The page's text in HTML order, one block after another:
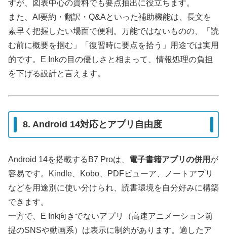
すが、図表中心の資料でも要点抽出に役立ちます。
また、AI要約・翻訳・Q&Aといった補助機能は、長文を
素早く把握したい場面で便利。万能ではないものの、「読
む前に概要を掴む」「復習時に要点を拾う」用途では実用
的です。E Inkの目の優しさと相まって、情報処理の負担
を下げる設計と言えます。
8. Android 14対応とアプリ自由度
Android 14を搭載するB7 Proは、 電子書籍アプリの併用 が
容易です。Kindle、Kobo、PDFビューア、ノートアプリ
などを用途別に使い分けられ、読書環境を自分好みに構築
できます。
一方で、E Ink向きでないアプリ（高速アニメーション前
提のSNSや動画系）は表示に制約があります。適したア